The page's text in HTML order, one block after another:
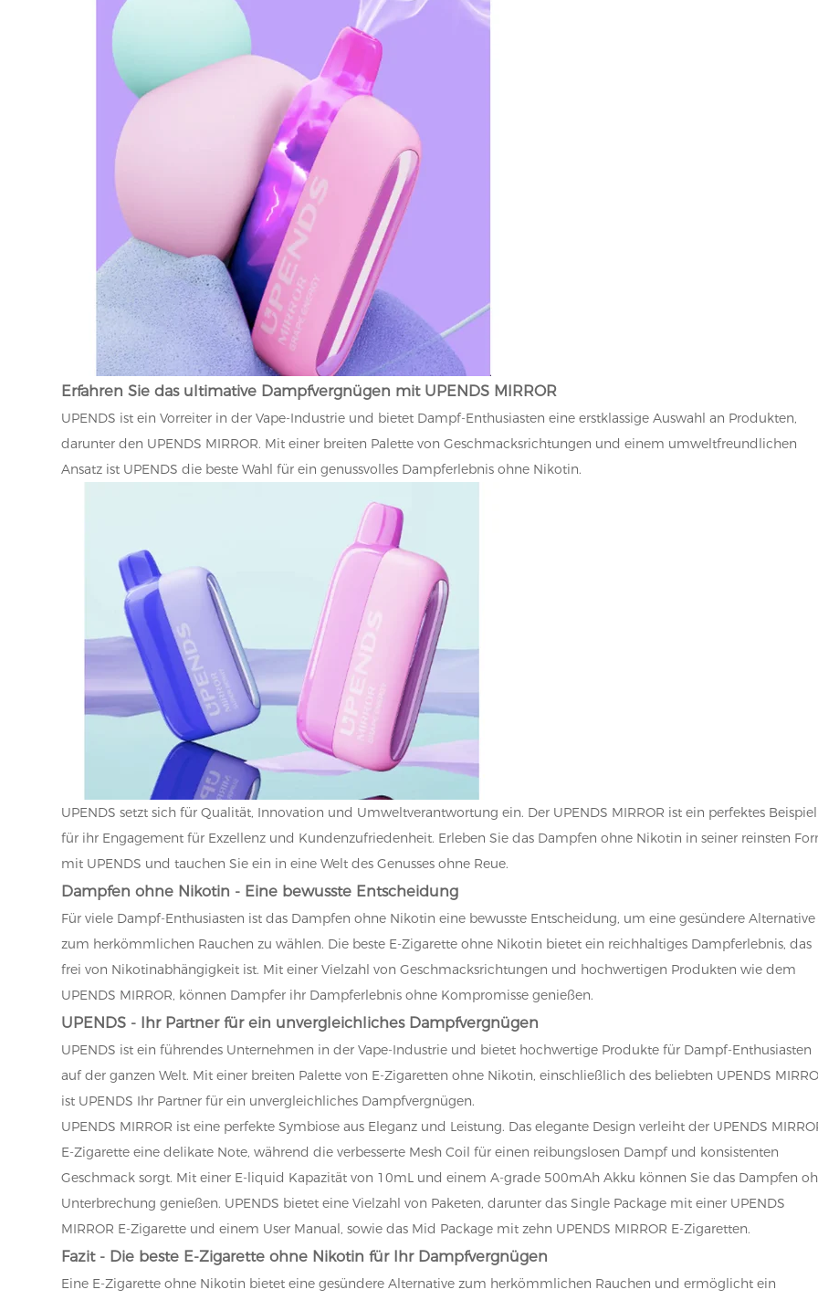
Erfahren Sie das ultimative Dampfvergnügen mit UPENDS MIRROR
UPENDS ist ein Vorreiter in der Vape-Industrie und bietet Dampf-Enthusiasten eine erstklassige Auswahl an Produkten,
darunter den UPENDS MIRROR. Mit einer breiten Palette von Geschmacksrichtungen und einem umweltfreundlichen
Ansatz ist UPENDS die beste Wahl für ein genussvolles Dampferlebnis ohne Nikotin.
UPENDS setzt sich für Qualität, Innovation und Umweltverantwortung ein. Der UPENDS MIRROR ist ein perfektes Beispiel
für ihr Engagement für Exzellenz und Kundenzufriedenheit. Erleben Sie das Dampfen ohne Nikotin in seiner reinsten
mit UPENDS und tauchen Sie ein in eine Welt des Genusses ohne Reue.
Dampfen ohne Nikotin - Eine bewusste Entscheidung
Für viele Dampf-Enthusiasten ist das Dampfen ohne Nikotin eine bewusste Entscheidung, um eine gesündere Alternative
zum herkömmlichen Rauchen zu wählen. Die beste E-Zigarette ohne Nikotin bietet ein reichhaltiges Dampferlebnis, das
frei von Nikotinabhängigkeit ist. Mit einer Vielzahl von Geschmacksrichtungen und hochwertigen Produkten wie dem
UPENDS MIRROR, können Dampfer ihr Dampferlebnis ohne Kompromisse genießen.
UPENDS - Ihr Partner für ein unvergleichliches Dampfvergnügen
UPENDS ist ein führendes Unternehmen in der Vape-Industrie und bietet hochwertige Produkte für Dampf-Enthusiasten
auf der ganzen Welt. Mit einer breiten Palette von E-Zigaretten ohne Nikotin, einschließlich des beliebten UPENDS
ist UPENDS Ihr Partner für ein unvergleichliches Dampfvergnügen.
UPENDS MIRROR ist eine perfekte Symbiose aus Eleganz und Leistung. Das elegante Design verleiht der UPENDS
E-Zigarette eine delikate Note, während die verbesserte Mesh Coil für einen reibungslosen Dampf und konsistenten
Geschmack sorgt. Mit einer E-liquid Kapazität von 10mL und einem A-grade 500mAh Akku können Sie das Dampfen
Unterbrechung genießen. UPENDS bietet eine Vielzahl von Paketen, darunter das Single Package mit einer UPENDS
MIRROR E-Zigarette und einem User Manual, sowie das Mid Package mit zehn UPENDS MIRROR E-Zigaretten.
Fazit - Die beste E-Zigarette ohne Nikotin für Ihr Dampfvergnügen
Eine E-Zigarette ohne Nikotin bietet eine gesündere Alternative zum herkömmlichen Rauchen und ermöglicht ein